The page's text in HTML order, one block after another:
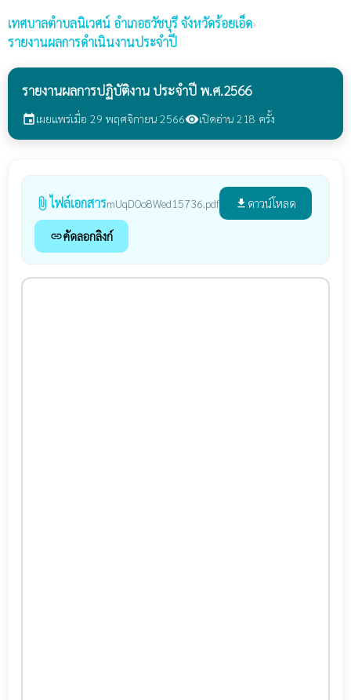
เทศบาลตำบลนิเวศน์ อำเภอธวัชบุรี จังหวัดร้อยเอ็ด›
รายงานผลการดำเนินงานประจำปี
รายงานผลการปฏิบัติงาน ประจำปี พ.ศ.2566
eventเผยแพร่เมื่อ 29 พฤศจิกายน 2566visibilityเปิดอ่าน 218 ครั้ง
attach_file ไฟล์เอกสารmUqDOo8Wed15736.pdf file_download ดาวน์โหลด
linkคัดลอกลิงก์